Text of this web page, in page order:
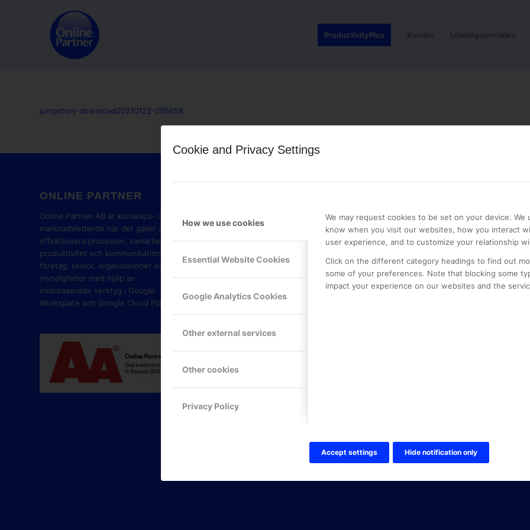
Cookie and Privacy Settings
How we use cookies
Essential Website Cookies
Google Analytics Cookies
Other external services
Other cookies
Privacy Policy
We may request cookies to be set on your device. We
know when you visit our websites, how you interact
user experience, and to customize your relationship
Click on the different category headings to find out
some of your preferences. Note that blocking some
impact your experience on our websites and the
Accept settings Hide notification only
ProductivityPlus Kunder Lösningsområden
jumpstory-download20210122-095658
ONLINE PARTNER
Online Partner AB är kunskaps- och
marknadsledande när det gäller att
effektivisera processer, samarbete,
produktivitet och kommunikation i
företag, skolor, organisationer och
myndigheter med hjälp av
molnbaserade verktyg i Google
Workspace och Google Cloud Platform.
ONLINE PARTNER AB
Mejerivägen 3
117 61 Stockholm
Tel: 08-42 00 04 00
Hitta hit